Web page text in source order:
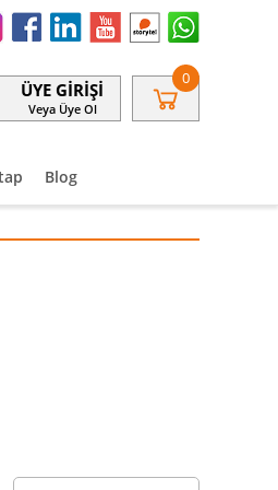
ÜYE GIRIŞI
Veya Üye Ol
0
Blog